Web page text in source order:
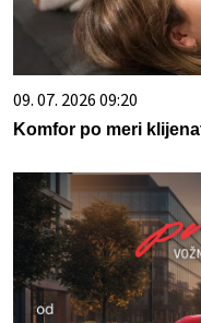
09. 07. 2026 09:20
Komfor po meri